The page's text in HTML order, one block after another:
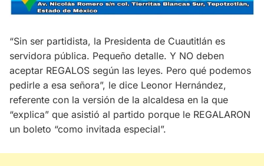
“Sin ser partidista, la Presidenta de Cuautitlán es
servidora pública. Pequeño detalle. Y NO deben
aceptar REGALOS según las leyes. Pero qué podemos
pedirle a esa señora”, le dice Leonor Hernández,
referente con la versión de la alcaldesa en la que
“explica” que asistió al partido porque le REGALARON
un boleto “como invitada especial”.